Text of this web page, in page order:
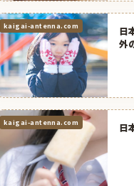
kaigai-antenna.com
日
外
kaigai-antenna.com 日